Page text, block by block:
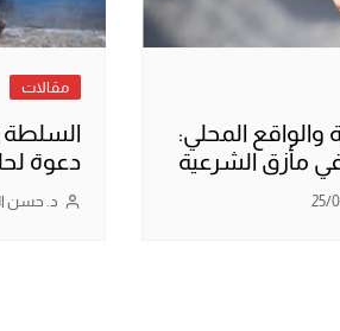
والواقع المحلي:
مأزق الشرعية
25/
مقالات
السلطة
دعوة
د. حسن